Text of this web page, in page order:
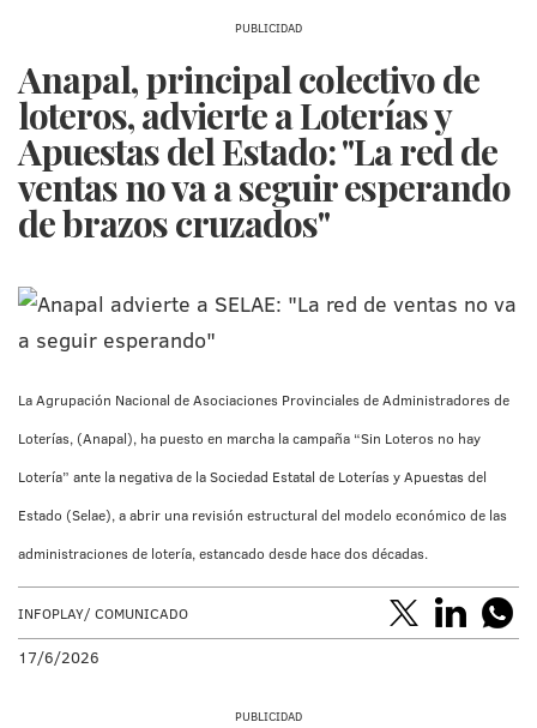
PUBLICIDAD
Anapal, principal colectivo de
loteros, advierte a Loterías y
Apuestas del Estado: "La red de
ventas no va a seguir esperando
de brazos cruzados"
La Agrupación Nacional de Asociaciones Provinciales de Administradores de
Loterías, (Anapal), ha puesto en marcha la campaña “Sin Loteros no hay
Lotería” ante la negativa de la Sociedad Estatal de Loterías y Apuestas del
Estado (Selae), a abrir una revisión estructural del modelo económico de las
administraciones de lotería, estancado desde hace dos décadas.
INFOPLAY/ COMUNICADO
17/6/2026
PUBLICIDAD